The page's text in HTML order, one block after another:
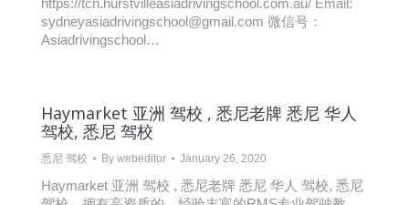
https://tcn.hurstvilleasiadrivingschool.com.au/ Email:
sydneyasiadrivingschool@gmail.com 微信号：
Asiadrivingschool…
Haymarket 亚洲 驾校 , 悉尼老牌 悉尼 华人
驾校, 悉尼 驾校
悉尼 驾校 By webeditor January 26, 2020
Haymarket 亚洲 驾校 , 悉尼老牌 悉尼 华人 驾校, 悉尼